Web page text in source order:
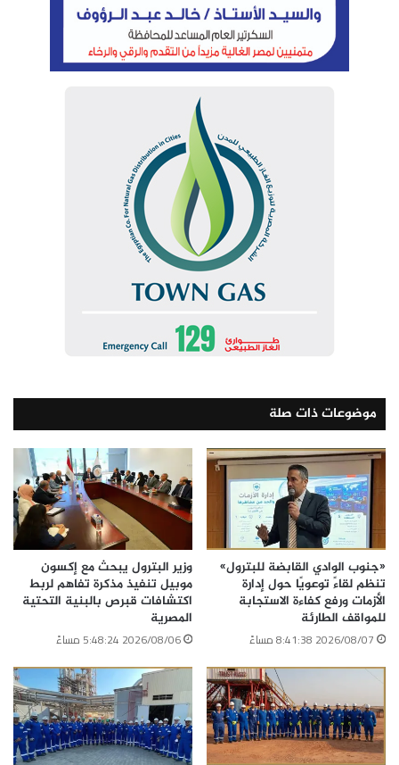
موضوعات ذات صلة
«جنوب الوادي القابضة للبترول»
تنظم لقاءً توعويًا حول إدارة
الأزمات ورفع كفاءة الاستجابة
للمواقف الطارئة
2026/08/07 8:41:38 مساءً
وزير البترول يبحث مع إكسون
موبيل تنفيذ مذكرة تفاهم لربط
اكتشافات قبرص بالبنية التحتية
المصرية
2026/08/06 5:48:24 مساءً